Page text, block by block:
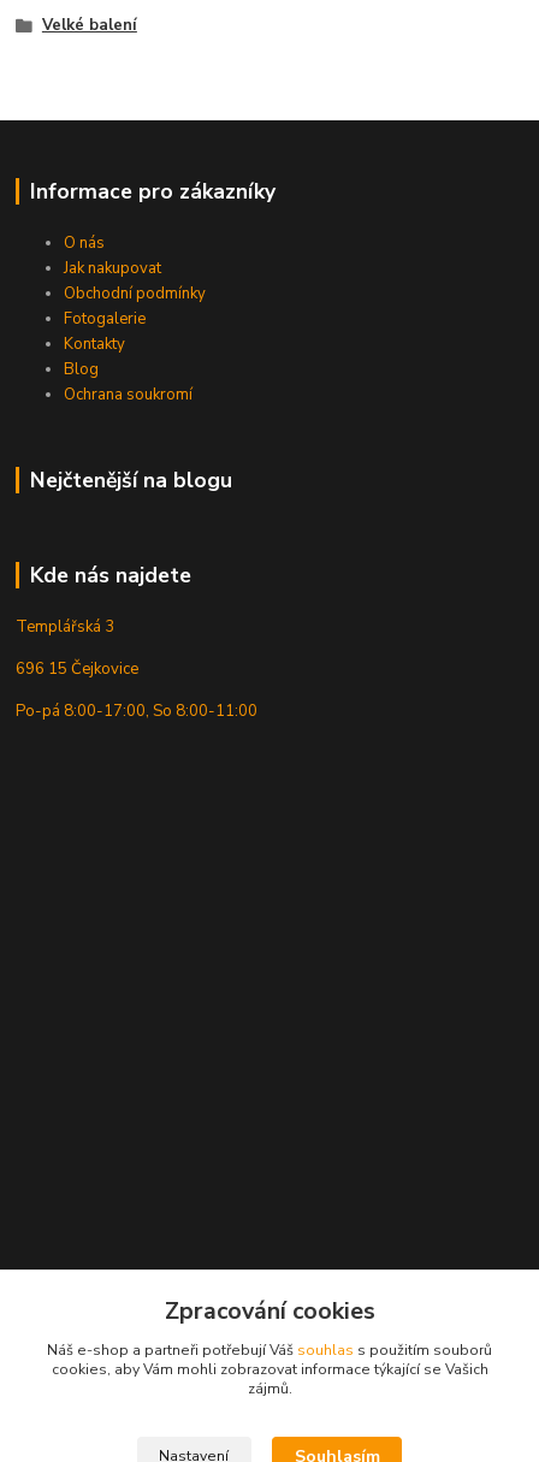
Velké balení
Informace pro zákazníky
O nás
Jak nakupovat
Obchodní podmínky
Fotogalerie
Kontakty
Blog
Ochrana soukromí
Nejčtenější na blogu
Kde nás najdete
Templářská 3
696 15 Čejkovice
Po-pá 8:00-17:00, So 8:00-11:00
Kontakty
Zpracování cookies
Náš e-shop a partneři potřebují Váš souhlas s použitím souborů
cookies, aby Vám mohli zobrazovat informace týkající se Vašich
zájmů.
Nastavení Souhlasím